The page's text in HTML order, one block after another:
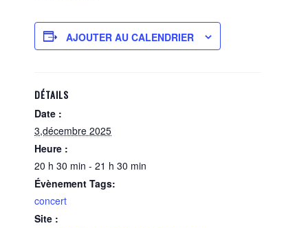
AJOUTER AU CALENDRIER
DÉTAILS
Date :
3,décembre 2025
Heure :
20 h 30 min - 21 h 30 min
Évènement Tags:
concert
Site :